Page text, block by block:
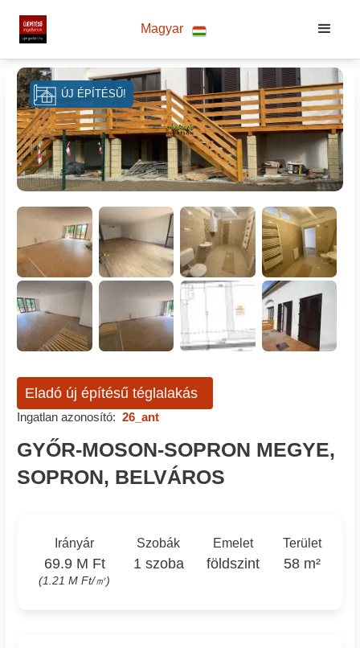
Magyar
ÚJ ÉPÍTÉSŰ!
Eladó új építésű téglalakás
Ingatlan azonosító: 26_ant
GYŐR-MOSON-SOPRON MEGYE,
SOPRON, BELVÁROS
Irányár
69.9 M Ft
(1.21 M Ft/㎡)
Szobák
1 szoba
Emelet
földszint
Terület
58 m²